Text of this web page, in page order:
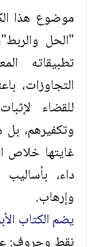
موضوع هذا
"الحل
تطبيقاته
التجاوزات،
للقضاء
وتكفيرهم،
غايتها خلاص
داء،
وإرهاب.
يضم الكتاب